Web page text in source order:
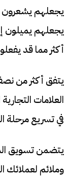
يجعلهم يشعرون
يجعلهم يميلون
أكثر مما قد
يتفق أكثر من
العلامات
في تسريع مرحلة
يتضمن تسويق
وملائم لعملائك